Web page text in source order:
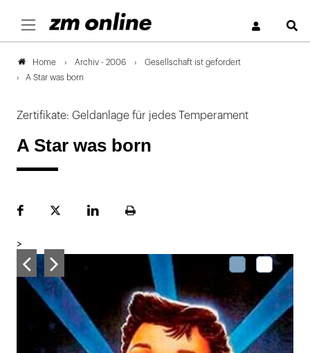
Home Archiv - 2006
Gesellschaft ist gefordert
A Star was born
Zertifikate: Geldanlage für jedes Temperament
A Star was born
FacebookPlattformLinekdInSeite
>